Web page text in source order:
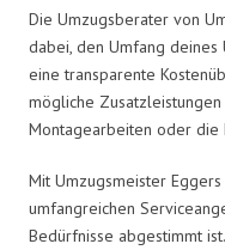
Die Umzugsberater von
dabei, den Umfang
eine transparente
mögliche
Montagearbeiten oder die
Mit Umzugsmeister
umfangreichen
Bedürfnisse abgestimmt